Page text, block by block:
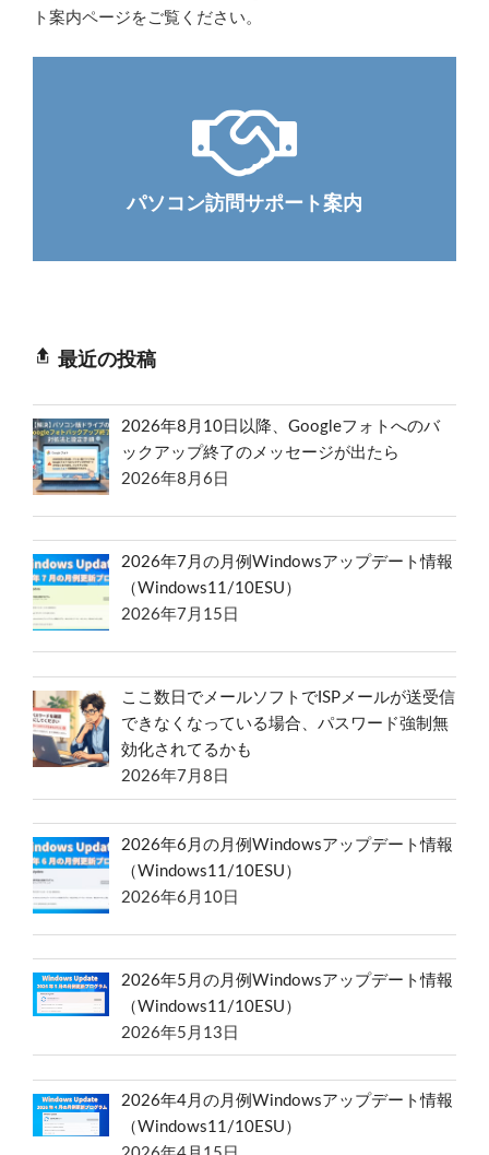
ト案内ページをご覧ください。
パソコン訪問サポート案内
最近の投稿
2026年8月10日以降、Googleフォトへのバ
ックアップ終了のメッセージが出たら
2026年8月6日
2026年7月の月例Windowsアップデート情報
（Windows11/10ESU）
2026年7月15日
ここ数日でメールソフトでISPメールが送受信
できなくなっている場合、パスワード強制無
効化されてるかも
2026年7月8日
2026年6月の月例Windowsアップデート情報
（Windows11/10ESU）
2026年6月10日
2026年5月の月例Windowsアップデート情報
（Windows11/10ESU）
2026年5月13日
2026年4月の月例Windowsアップデート情報
（Windows11/10ESU）